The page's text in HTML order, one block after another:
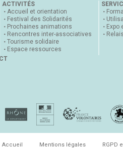
ACTIVITÉS
Accueil et orientation
Festival des Solidarités
Prochaines animations
Rencontres inter-associatives
Tourisme solidaire
Espace ressources
Expo
Accueil Mentions légales RGPD